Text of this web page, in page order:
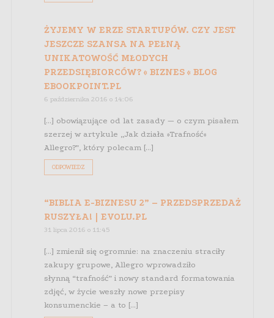
ŻYJEMY W ERZE STARTUPÓW. CZY JEST
JESZCZE SZANSA NA PEŁNĄ
UNIKATOWOŚĆ MŁODYCH
PRZEDSIĘBIORCÓW? « BIZNES « BLOG
EBOOKPOINT.PL
6 października 2016 o 14:06
[…] obowiązujące od lat zasady — o czym pisałem
szerzej w artykule „Jak działa »Trafność«
Allegro?”, który polecam […]
ODPOWIEDZ
“BIBLIA E-BIZNESU 2” – PRZEDSPRZEDAŻ
RUSZYŁA! | EVOLU.PL
31 lipca 2016 o 11:45
[…] zmienił się ogromnie: na znaczeniu straciły
zakupy grupowe, Allegro wprowadziło
słynną “trafność” i nowy standard formatowania
zdjęć, w życie weszły nowe przepisy
konsumenckie – a to […]